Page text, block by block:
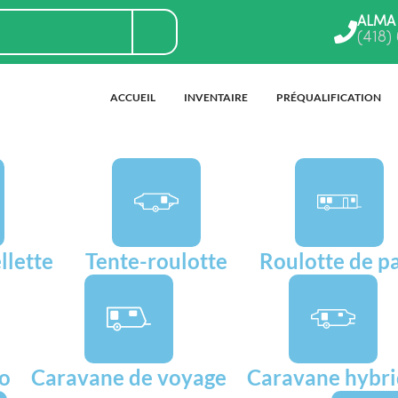
ALMA
(418)
ACCUEIL INVENTAIRE PRÉQUALIFICATION
Tente-roulotte Roulotte de
Caravane de voyage Caravane